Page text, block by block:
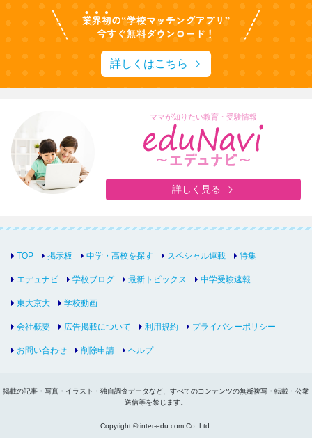
詳しくはこちら
ママが知りたい教育・受験情報
詳しく見る
TOP 掲示板 中学・高校を探す スペシャル連載 特集
エデュナビ 学校ブログ 最新トピックス 中学受験速報
東大京大 学校動画
会社概要 広告掲載について 利用規約 プライバシーポリシー
お問い合わせ 削除申請 ヘルプ
掲載の記事・写真・イラスト・独自調査データなど、すべてのコンテンツの無断複写・転載・公衆
送信等を禁じます。
Copyright © inter-edu.com Co.,Ltd.